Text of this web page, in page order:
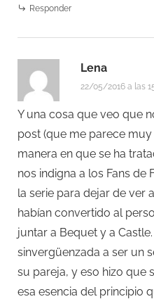
Responder
Lena
22/05/2016 a las
Y una cosa que veo que
post (que me parece
manera en que se ha
nos indigna a los Fans de
la serie para dejar de ver
habían convertido al
juntar a Bequet y a
sinvergüenzada a ser un
su pareja, y eso hizo que
esa esencia del principio